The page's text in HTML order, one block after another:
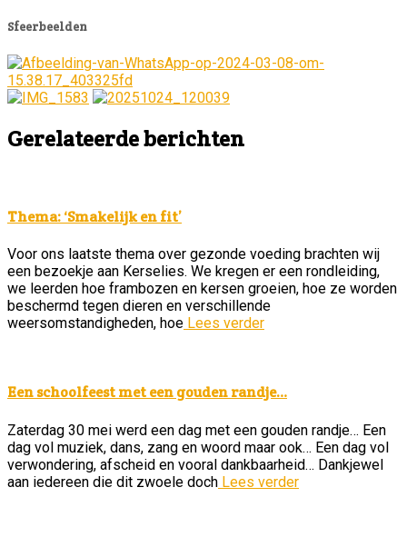
Sfeerbeelden
Gerelateerde berichten
Thema: ‘Smakelijk en fit’
Voor ons laatste thema over gezonde voeding brachten wij
een bezoekje aan Kerselies. We kregen er een rondleiding,
we leerden hoe frambozen en kersen groeien, hoe ze worden
beschermd tegen dieren en verschillende
weersomstandigheden, hoe Lees verder
Een schoolfeest met een gouden randje…
Zaterdag 30 mei werd een dag met een gouden randje… Een
dag vol muziek, dans, zang en woord maar ook… Een dag vol
verwondering, afscheid en vooral dankbaarheid… Dankjewel
aan iedereen die dit zwoele doch Lees verder